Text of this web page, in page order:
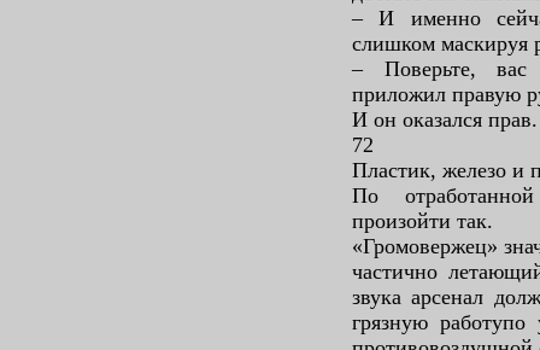
– И именно
слишком маскируя
– Поверьте, вас
приложил правую
И он оказался прав.
72
Пластик, железо и
По
произойти так.
«Громовержец»
частично
звука арсенал
грязную